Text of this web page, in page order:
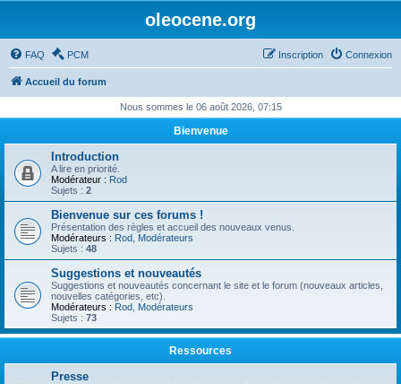
oleocene.org
FAQ PCM Connexion
Inscription
Accueil du forum
Nous sommes le 06 août 2026, 07:15
Bienvenue
Introduction
A lire en priorité.
Modérateur : Rod
Sujets : 2
Bienvenue sur ces forums !
Présentation des règles et accueil des nouveaux venus.
Modérateurs : Rod Modérateurs
Sujets : 48
Suggestions et nouveautés
Suggestions et nouveautés concernant le site et le forum (nouveaux articles,
nouvelles catégories, etc).
Modérateurs : Rod Modérateurs
Sujets : 73
Ressources
Presse